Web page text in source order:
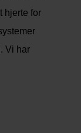
hjerte for
Vi har